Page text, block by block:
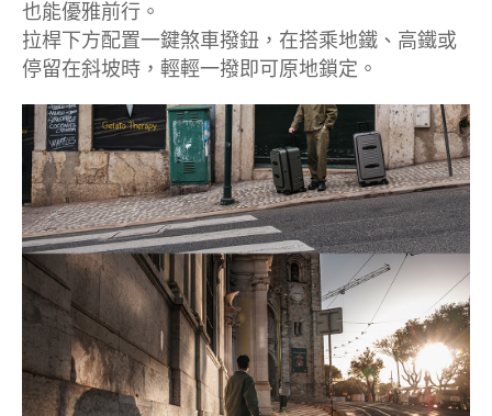
也能優雅前行。
拉桿下方配置一鍵煞車撥鈕，在搭乘地鐵、高鐵或
停留在斜坡時，輕輕一撥即可原地鎖定。